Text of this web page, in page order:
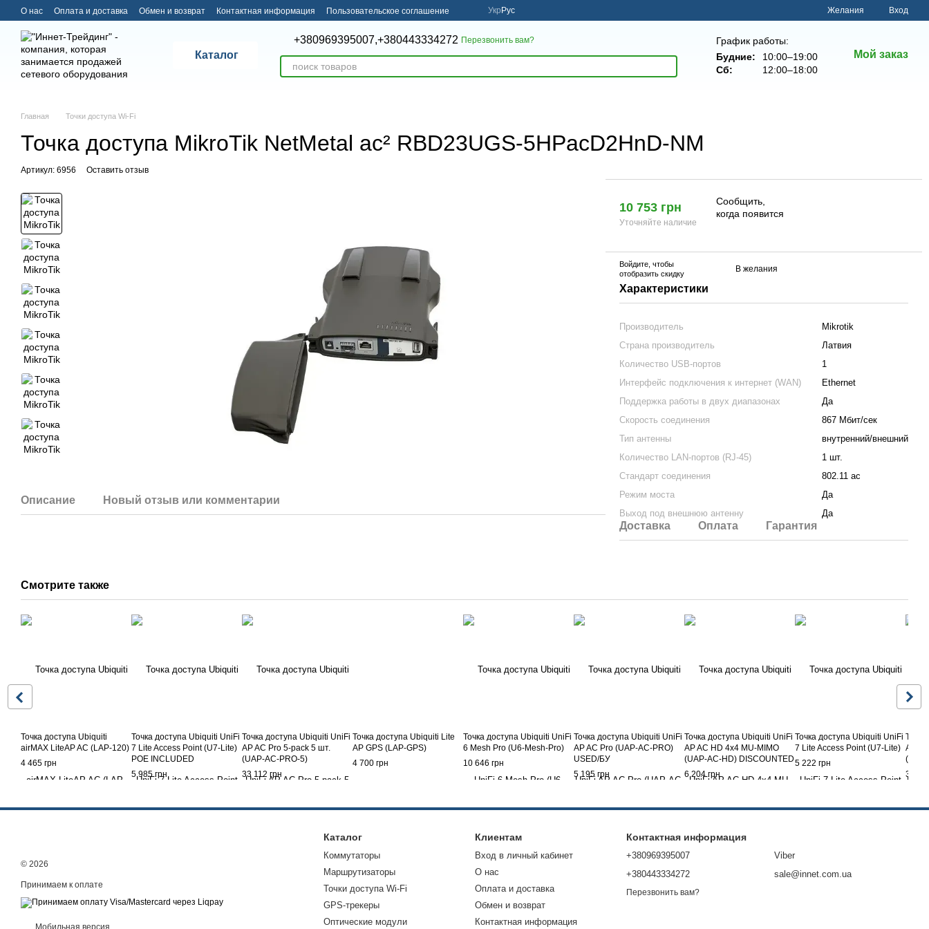
Перейти к основному контенту
О нас Оплата и доставка Обмен и возврат Контактная информация Пользовательское соглашение Укр Рус Желания Вход
Каталог
+380969395007,+380443334272 Перезвонить вам?
График работы:
Будние:
10:00–19:00
Сб:
12:00–18:00
Мой заказ
Главная Точки доступа Wi-Fi
Точка доступа MikroTik NetMetal ac² RBD23UGS-5HPacD2HnD-NM
Артикул: 6956 Оставить отзыв
Описание Новый отзыв или комментарий
10 753 грн
Уточняйте наличие
Сообщить,
когда появится
Войдите , чтобы
отобразить скидку
В желания
Характеристики
Производитель
Mikrotik
Страна производитель
Латвия
Количество USB-портов
1
Интерфейс подключения к интернет (WAN)
Ethernet
Поддержка работы в двух диапазонах
Да
Скорость соединения
867 Мбит/сек
Тип антенны
внутренний/внешний
Количество LAN-портов (RJ-45)
1 шт.
Стандарт соединения
802.11 ac
Режим моста
Да
Выход под внешнюю антенну
Да
Доставка Оплата Гарантия
Смотрите также
Точка доступа Ubiquiti
airMAX LiteAP AC (LAP-120)
4 465 грн
Точка доступa Ubiquiti UniFi
7 Lite Access Point (U7-Lite)
POE INCLUDED
5 985 грн
Точка доступа Ubiquiti UniFi
AP AC Pro 5-pack 5 шт.
(UAP-AC-PRO-5)
33 112 грн
Точка доступа Ubiquiti Lite
AP GPS (LAP-GPS)
4 700 грн
Точка доступа Ubiquiti UniFi
6 Mesh Pro (U6-Mesh-Pro)
10 646 грн
Точка доступа Ubiquiti UniFi
AP AC Pro (UAP-AC-PRO)
USED/БУ
5 195 грн
Точка доступа Ubiquiti UniFi
AP AC HD 4x4 MU-MIMO
(UAP-AC-HD) DISCOUNTED
6 204 грн
Точка доступa Ubiquiti UniFi
7 Lite Access Point (U7-Lite)
5 222 грн
AP
30
© 2026
Принимаем к оплате
Мобильная версия
Каталог
Коммутаторы
Маршрутизаторы
Точки доступа Wi-Fi
GPS-трекеры
Оптические модули
Клиентам
Вход в личный кабинет
О нас
Оплата и доставка
Обмен и возврат
Контактная информация
Контактная информация
+380969395007
+380443334272
Перезвонить вам?
Viber
sale@innet.com.ua